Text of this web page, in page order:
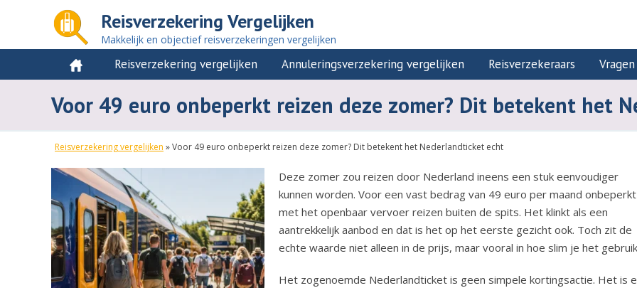
Reisverzekering Vergelijken
Makkelijk en objectief reisverzekeringen vergelijken
Reisverzekering vergelijken Annuleringsverzekering vergelijken Reisverzekeraars Vragen
Voor 49 euro onbeperkt reizen deze zomer? Dit betekent het
Reisverzekering vergelijken »Voor 49 euro onbeperkt reizen deze zomer? Dit betekent het Nederlandticket echt
Deze zomer zou reizen door Nederland ineens een stuk eenvoudiger
kunnen worden. Voor een vast bedrag van 49 euro per maand onbeperkt
met het openbaar vervoer reizen buiten de spits. Het klinkt als een
aantrekkelijk aanbod en dat is het op het eerste gezicht ook. Toch zit de
echte waarde niet alleen in de prijs, maar vooral in hoe slim je het
Het zogenoemde Nederlandticket is geen simpele kortingsactie. Het is